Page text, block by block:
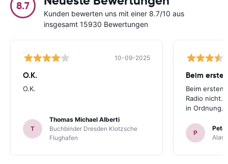
8.7
Kunden bewerten uns mit einer 8.7/10 aus
insgesamt 15930 Bewertungen
10-09-2025
O.K.
O.K.
T
Thomas Michael Alberti
Buchbinder Dresden Klotzsche
Flughafen
Beim
Beim ersten
Radio nicht.
in Ordnung.
P